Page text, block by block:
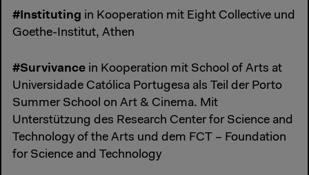
#Instituting in Kooperation mit Eight Collective und
Goethe-Institut, Athen
#Survivance in Kooperation mit School of Arts at
Universidade Católica Portugesa als Teil der Porto
Summer School on Art & Cinema. Mit
Unterstützung des Research Center for Science and
Technology of the Arts und dem FCT – Foundation
for Science and Technology